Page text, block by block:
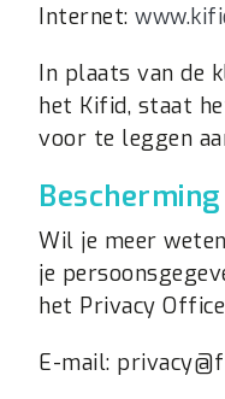
Internet:
In plaats van de
het Kifid, staat
voor te leggen
Wil je meer
je
het Privacy
E-mail: